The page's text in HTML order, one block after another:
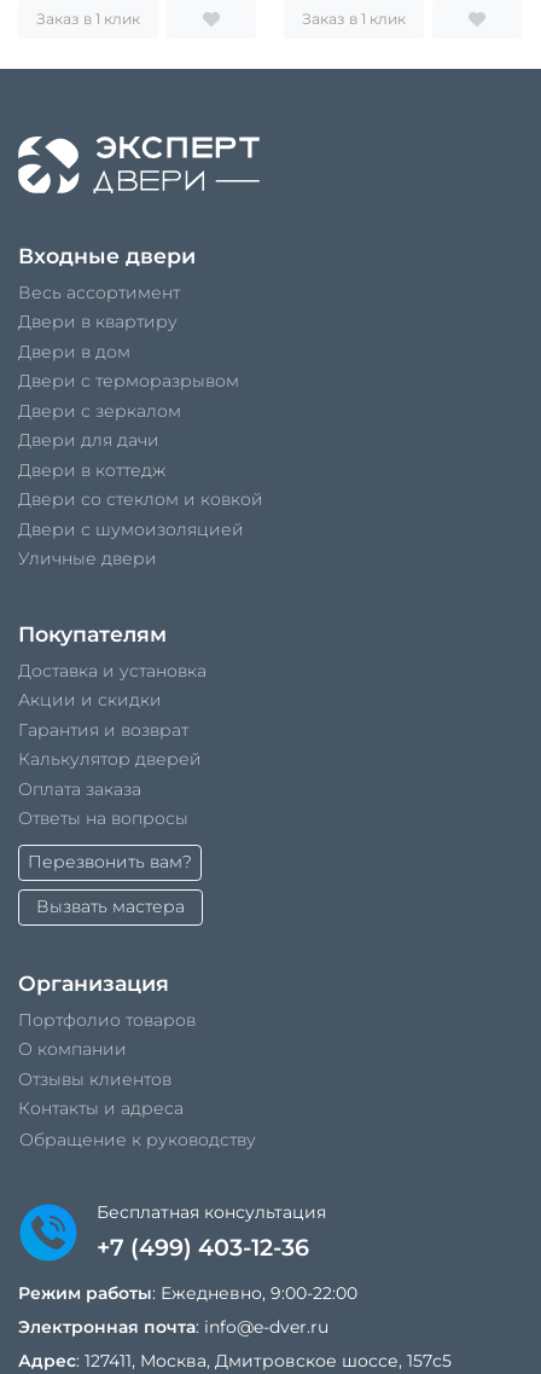
Заказ в 1 клик Заказ в 1 клик
Входные двери
Весь ассортимент
Двери в квартиру
Двери в дом
Двери с терморазрывом
Двери с зеркалом
Двери для дачи
Двери в коттедж
Двери со стеклом и ковкой
Двери с шумоизоляцией
Уличные двери
Покупателям
Доставка и установка
Акции и скидки
Гарантия и возврат
Калькулятор дверей
Оплата заказа
Ответы на вопросы
Перезвонить вам?
Вызвать мастера
Организация
Портфолио товаров
О компании
Отзывы клиентов
Контакты и адреса
Обращение к руководству
Бесплатная консультация
+7 (499) 403-12-36
Режим работы: Ежедневно, 9:00-22:00
Электронная почта: info@e-dver.ru
Адрес: 127411, Москва, Дмитровское шоссе, 157с5